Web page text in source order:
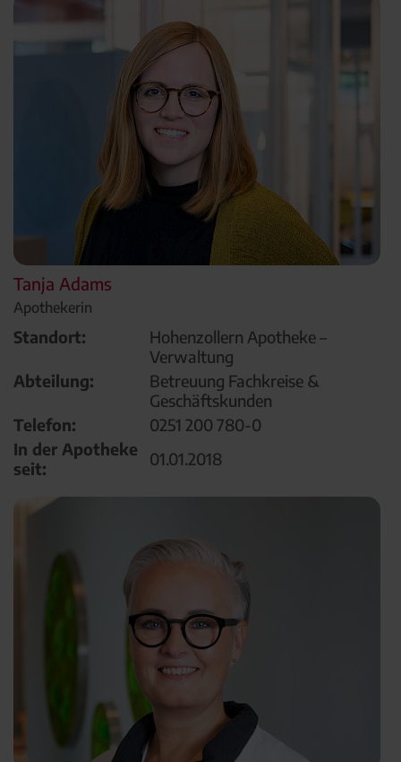
Tanja Adams
Apothekerin
Standort:
Hohenzollern Apotheke –
Verwaltung
Abteilung:
Betreuung Fachkreise &
Geschäftskunden
Telefon:
0251 200 780-0
In der Apotheke
seit:
01.01.2018